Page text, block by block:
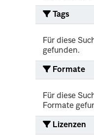
Tags
Für diese
gefunden.
Formate
Für diese
Formate
Lizenzen